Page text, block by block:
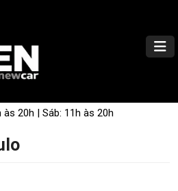
às 20h | Sáb: 11h às 20h